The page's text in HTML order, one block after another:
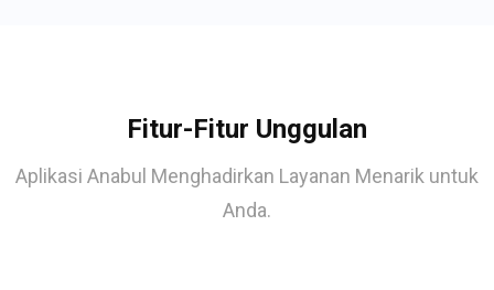
Fitur-Fitur Unggulan
Aplikasi Anabul Menghadirkan Layanan Menarik untuk
Anda.